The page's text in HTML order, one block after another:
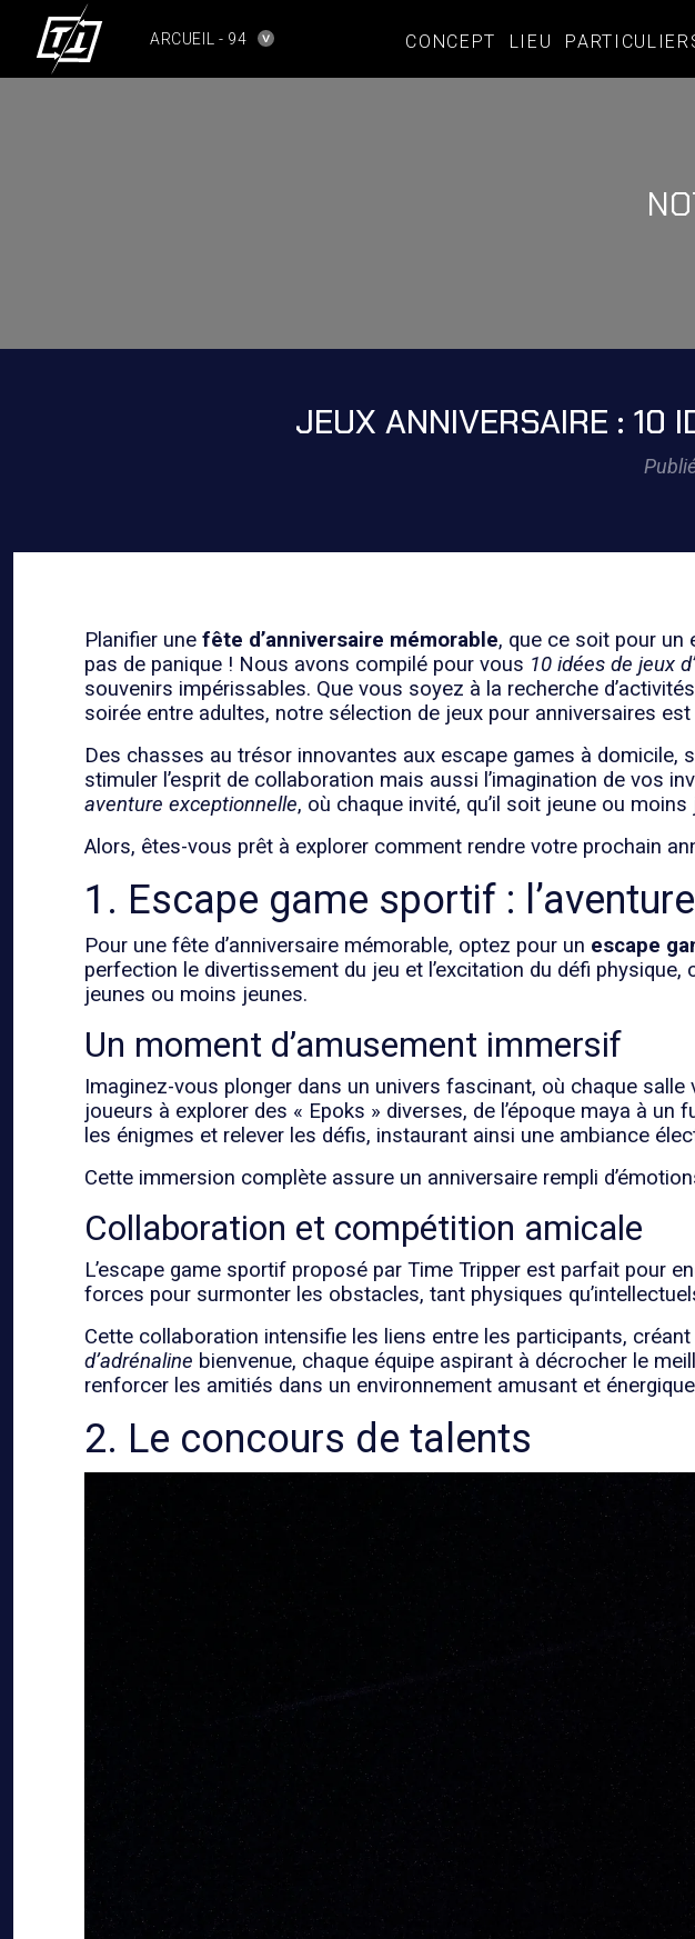
ARCUEIL - 94 CONCEPT LIEU
JEUX ANNIVERSAIRE : 10
Planifier une fête d’anniversaire mémorable, que ce soit pour un
pas de panique ! Nous avons compilé pour vous 10 idées de jeux
souvenirs impérissables. Que vous soyez à la recherche
soirée entre adultes, notre sélection de jeux pour anniversaires
Des chasses au trésor innovantes aux escape games à
stimuler l’esprit de collaboration mais aussi l’imagination de vos
aventure exceptionnelle, où chaque invité, qu’il soit jeune ou
Alors, êtes-vous prêt à explorer comment rendre votre prochain
1. Escape game sportif :
Pour une fête d’anniversaire mémorable, optez pour un escape
perfection le divertissement du jeu et l’excitation du défi physique,
jeunes ou moins jeunes.
Un moment d’amusement immersif
Imaginez-vous plonger dans un univers fascinant, où chaque
joueurs à explorer des « Epoks » diverses, de l’époque maya à un
les énigmes et relever les défis, instaurant ainsi une ambiance
Cette immersion complète assure un anniversaire rempli
Collaboration et compétition amicale
L’escape game sportif proposé par Time Tripper est parfait pour
forces pour surmonter les obstacles, tant physiques
Cette collaboration intensifie les liens entre les participants,
d’adrénaline bienvenue, chaque équipe aspirant à décrocher le
renforcer les amitiés dans un environnement amusant et
2. Le concours de talents